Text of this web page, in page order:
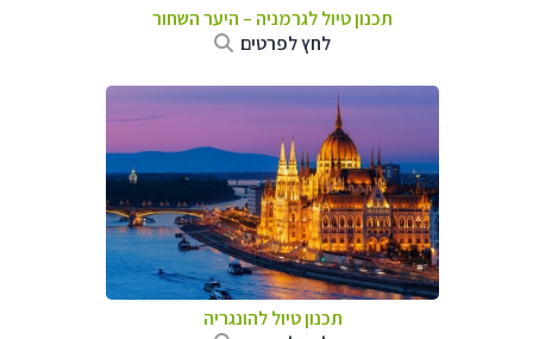
תכנון טיול לגרמניה – היער השחור
לחץ לפרטים
תכנון טיול להונגריה